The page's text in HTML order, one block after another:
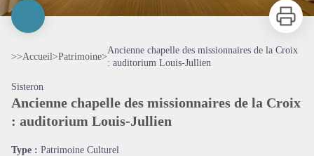
Imprimer
>>Accueil>Patrimoine>
Ancienne chapelle des missionnaires de la Croix
: auditorium Louis-Jullien
Sisteron
Ancienne chapelle des missionnaires de la Croix
: auditorium Louis-Jullien
Type : Patrimoine Culturel